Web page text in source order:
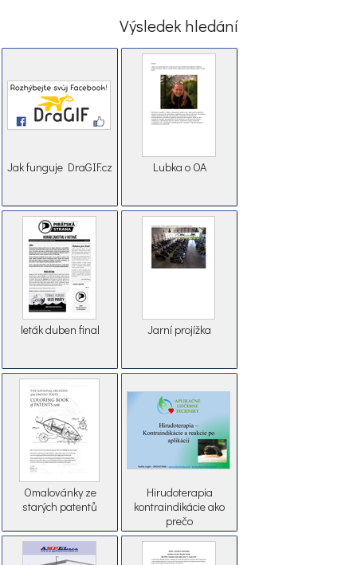
Výsledek hledání
Jak funguje DraGIF.cz Lubka o OA
leták duben final Jarní projížka
Omalovánky ze
starých patentů
Hirudoterapia
kontraindikácie ako
prečo